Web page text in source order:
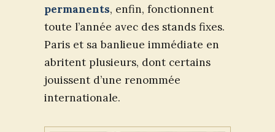
permanents, enfin, fonctionnent
toute l’année avec des stands fixes.
Paris et sa banlieue immédiate en
abritent plusieurs, dont certains
jouissent d’une renommée
internationale.